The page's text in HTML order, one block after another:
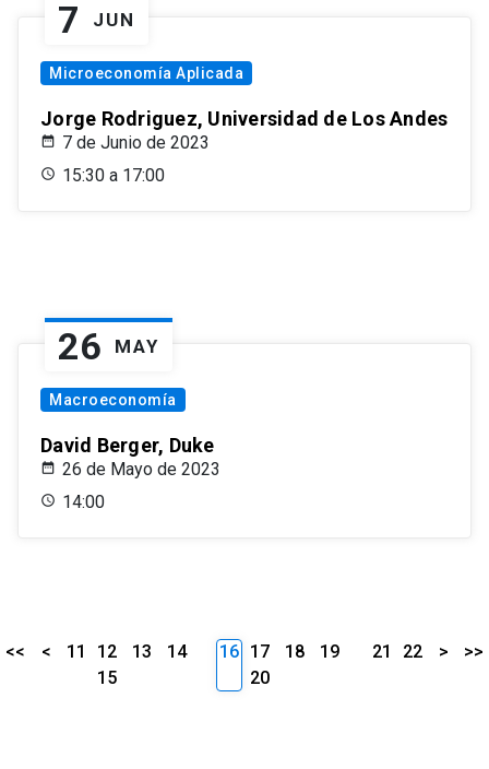
7 JUN
Microeconomía Aplicada
Jorge Rodriguez, Universidad de Los Andes
7 de Junio de 2023
15:30 a 17:00
26 MAY
Macroeconomía
David Berger, Duke
26 de Mayo de 2023
14:00
<< < 11 12 13
14
15
16 17 18
19
20
21 22 > >>